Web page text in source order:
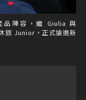
陣容，繼 Giulia 與
旅 Junior，正式搶進新